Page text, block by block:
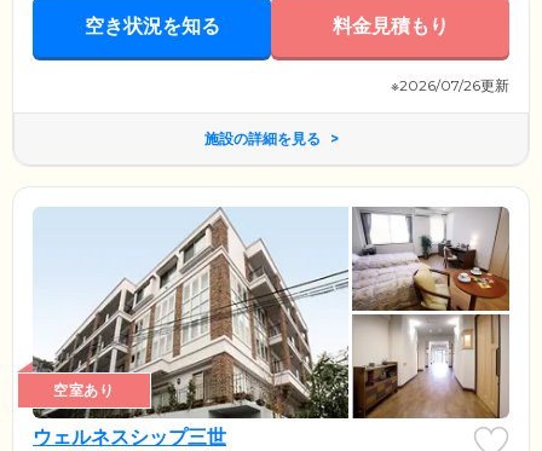
空き状況を知る 料金見積もり
※2026/07/26更新
施設の詳細を見る
空室あり
ウェルネスシップ三世